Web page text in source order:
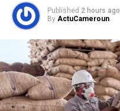
Published 2 hours ago
By ActuCameroun